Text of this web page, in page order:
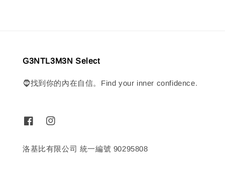
G3NTL3M3N Select
🧔找到你的內在自信。Find your inner confidence.
洛基比有限公司 統一編號 90295808